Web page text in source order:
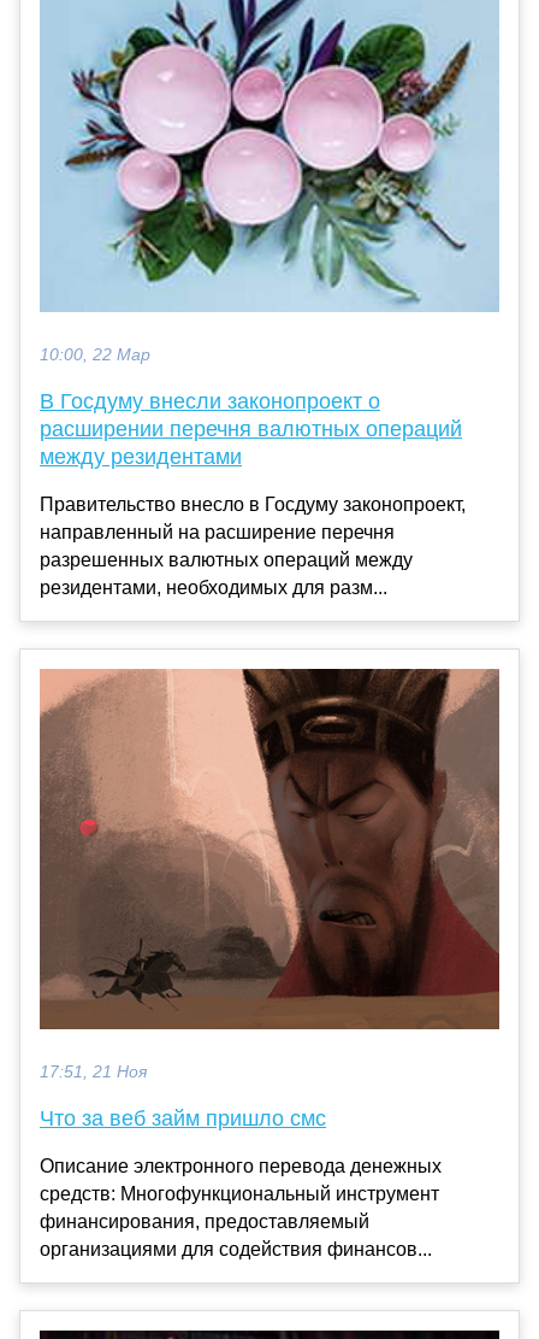
10:00, 22 Мар
В Госдуму внесли законопроект о
расширении перечня валютных операций
между резидентами
Правительство внесло в Госдуму законопроект,
направленный на расширение перечня
разрешенных валютных операций между
резидентами, необходимых для разм...
17:51, 21 Ноя
Что за веб займ пришло смс
Описание электронного перевода денежных
средств: Многофункциональный инструмент
финансирования, предоставляемый
организациями для содействия финансов...